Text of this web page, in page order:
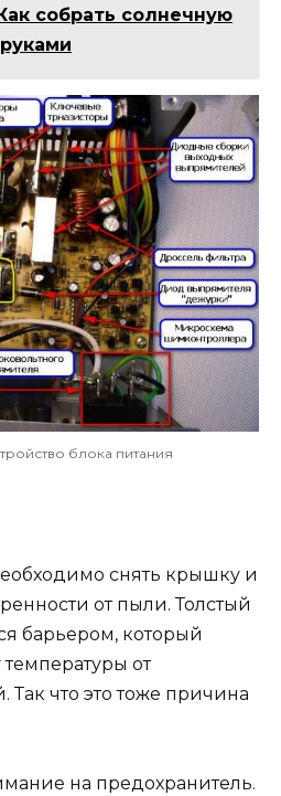
собрать солнечную
блока питания
снять крышку и
от пыли. Толстый
барьером, который
температуры от
Так что это тоже причина
на предохранитель.